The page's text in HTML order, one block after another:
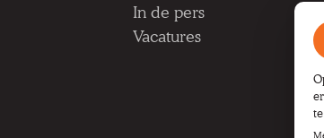
In de pers
Vacatures